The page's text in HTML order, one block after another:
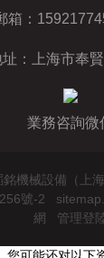
箱：
：上海市奉
業務咨詢微
機械設備（上
號-2
網
管理登